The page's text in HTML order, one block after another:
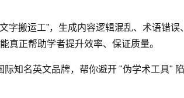
字搬运工”，生成内容逻辑混乱、术语错
真正帮助学者提升效率、保证质量。
知名英文品牌，帮你避开 "伪学术工具" 陷